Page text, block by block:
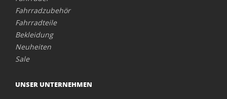
Fahrradzubehör
Fahrradteile
Bekleidung
Neuheiten
Sale
UNSER UNTERNEHMEN